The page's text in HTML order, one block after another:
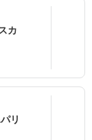
カ
リ